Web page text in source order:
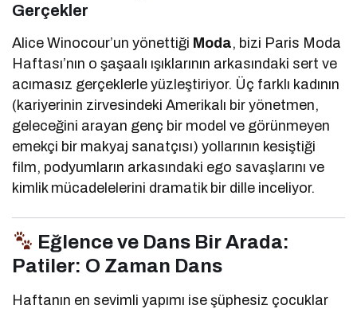
Gerçekler
Alice Winocour’un yönettiği Moda, bizi Paris Moda
Haftası’nın o şaşaalı ışıklarının arkasındaki sert ve
acımasız gerçeklerle yüzleştiriyor. Üç farklı kadının
(kariyerinin zirvesindeki Amerikalı bir yönetmen,
geleceğini arayan genç bir model ve görünmeyen
emekçi bir makyaj sanatçısı) yollarının kesiştiği
film, podyumların arkasındaki ego savaşlarını ve
kimlik mücadelelerini dramatik bir dille inceliyor.
Eğlence ve Dans Bir Arada:
Patiler: O Zaman Dans
Haftanın en sevimli yapımı ise şüphesiz çocuklar